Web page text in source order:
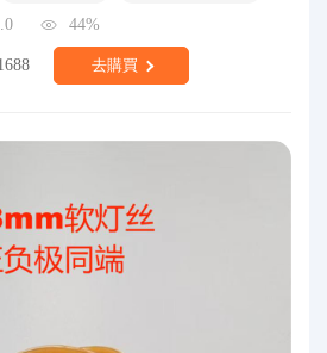
44%
去購買